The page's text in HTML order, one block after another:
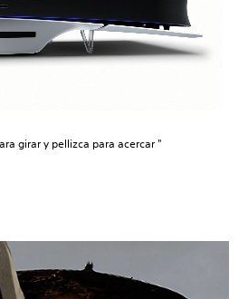
girar y pellizca para acercar "